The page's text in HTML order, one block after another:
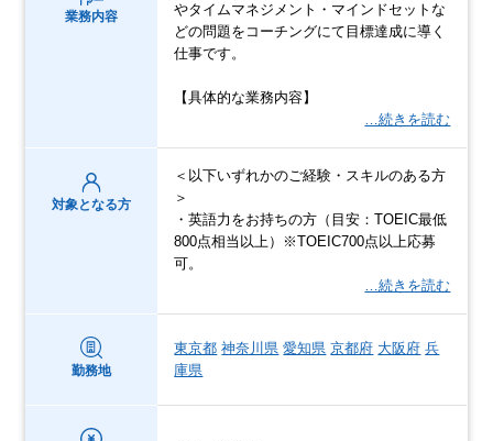
業務内容
やタイムマネジメント・マインドセットな
どの問題をコーチングにて目標達成に導く
仕事です。
【具体的な業務内容】
…続きを読む
対象となる方
＜以下いずれかのご経験・スキルのある方
＞
・英語力をお持ちの方（目安：TOEIC最低
800点相当以上）※TOEIC700点以上応募
可。
…続きを読む
勤務地
東京都 神奈川県 愛知県 京都府 大阪府 兵
庫県